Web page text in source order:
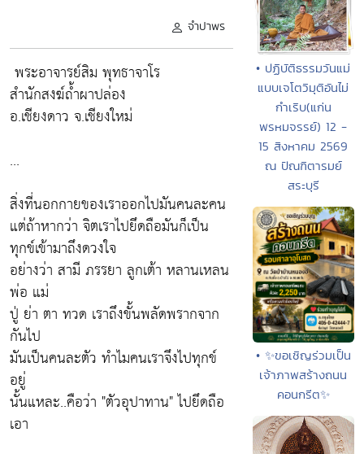
จำปาพร
พระอาจารย์สิม พุทธาจาโร
สำนักสงฆ์ถ้ำผาปล่อง
อ.เชียงดาว จ.เชียงใหม่
...
สิ่งที่นอกกายของเราออกไปมันคนละคน
แต่ถ้าหากว่า จิตเราไปยึดถือมันก็เป็น
ทุกข์เข้ามาถึงดวงใจ
อย่างว่า สามี ภรรยา ลูกเต้า หลานเหลน
พ่อ แม่
ปู่ ย่า ตา ทวด เราถึงขั้นพลัดพรากจาก
กันไป
มันเป็นคนละตัว ทำไมคนเราจึงไปทุกข์
อยู่
นั้นแหละ..คือว่า "ตัวอุปาทาน" ไปยึดถือ
เอา
• ปฏิบัติธรรมวันแม่
แบบเจโตวิมุติอันไม่
กำเริบ(แก่น
พรหมจรรย์) 12 -
15 สิงหาคม 2569
ณ ปัณฑิตารมย์
สระบุรี
• ✨ขอเชิญร่วมเป็น
เจ้าภาพสร้างถนน
คอนกรีต✨